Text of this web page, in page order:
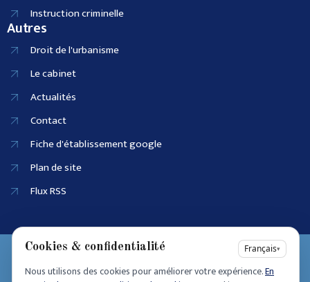
Instruction criminelle
Autres
Droit de l'urbanisme
Le cabinet
Actualités
Contact
Fiche d'établissement google
Plan de site
Flux RSS
90915686100025
Cookies & confidentialité Français▾
Nous utilisons des cookies pour améliorer votre expérience.En